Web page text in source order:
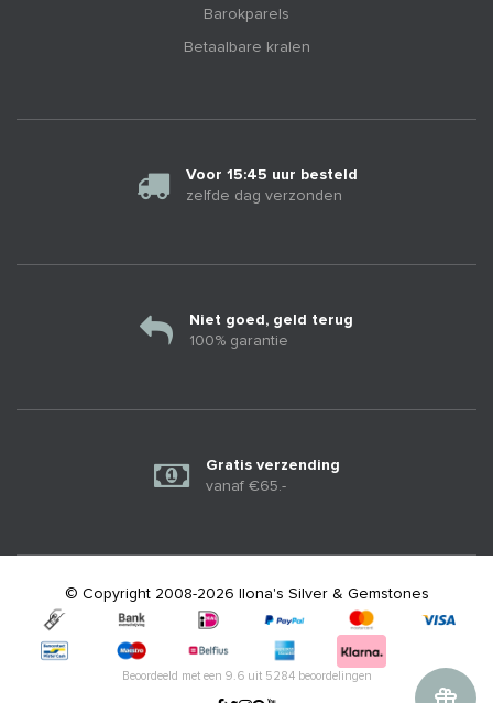
Barokparels
Betaalbare kralen
Voor 15:45 uur besteld
zelfde dag verzonden
Niet goed, geld terug
100% garantie
Gratis verzending
vanaf €65.-
© Copyright 2008-2026 Ilona's Silver & Gemstones
Beoordeeld met een 9.6uit 5284beoordelingen